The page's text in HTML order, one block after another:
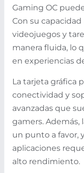
Gaming OC
Con su
videojuegos y
manera fluida, lo
en experiencias
La tarjeta gráfica
conectividad y
avanzadas que
gamers. Además,
un punto a favor,
aplicaciones
alto rendimiento.